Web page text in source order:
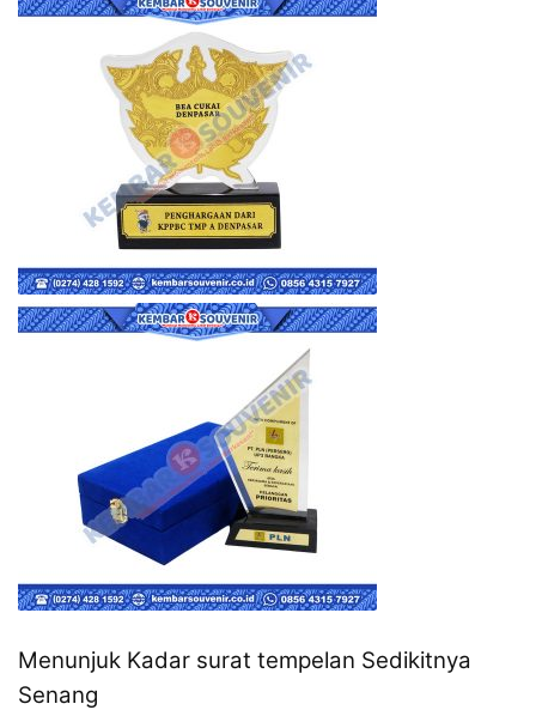
Menunjuk Kadar surat tempelan Sedikitnya
Senang